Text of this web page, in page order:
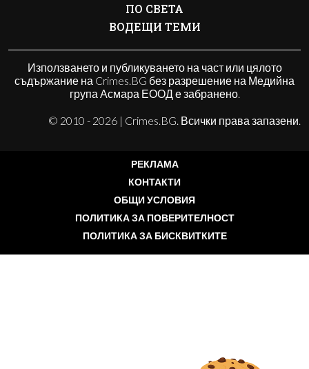
ПО СВЕТА
ВОДЕЩИ ТЕМИ
Използването и публикуването на част или цялото
съдържание на Crimes.BG без разрешение на Медийна
група Асмара ЕООД е забранено.
© 2010 - 2026 | Crimes.BG. Всички права запазени.
РЕКЛАМА
КОНТАКТИ
ОБЩИ УСЛОВИЯ
ПОЛИТИКА ЗА ПОВЕРИТЕЛНОСТ
ПОЛИТИКА ЗА БИСКВИТКИТЕ